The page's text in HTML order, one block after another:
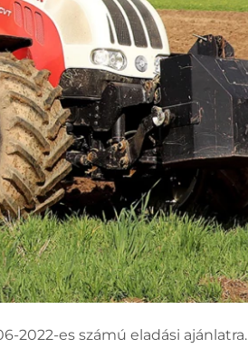
2022-es számú eladási ajánlatra.